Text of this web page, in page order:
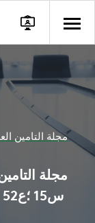
مجلة
س15 ؛ع52 ل1997 -ع17 لعام2004